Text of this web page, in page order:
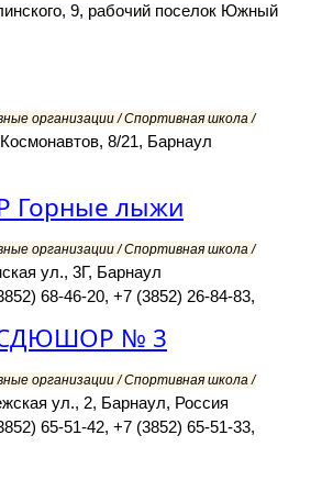
9, рабочий поселок Южный
организации / Спортивная школа /
8/21, Барнаул
лыжи
организации / Спортивная школа /
ул., 3Г, Барнаул
68-46-20, +7 (3852) 26-84-83,
№ 3
организации / Спортивная школа /
ул., 2, Барнаул, Россия
65-51-42, +7 (3852) 65-51-33,